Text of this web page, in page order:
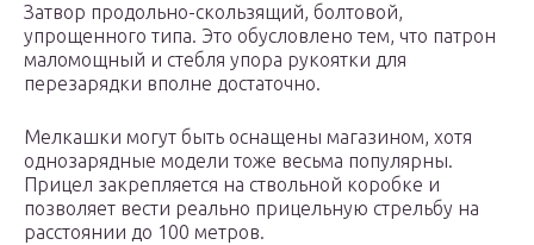
Затвор продольно-скользящий, болтовой,
упрощенного типа. Это обусловлено тем, что патрон
маломощный и стебля упора рукоятки для
перезарядки вполне достаточно.
Мелкашки могут быть оснащены магазином, хотя
однозарядные модели тоже весьма популярны.
Прицел закрепляется на ствольной коробке и
позволяет вести реально прицельную стрельбу на
расстоянии до 100 метров.